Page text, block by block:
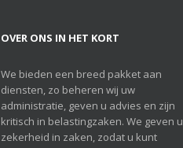
OVER ONS IN HET KORT
We bieden een breed pakket aan
diensten, zo beheren wij uw
administratie, geven u advies en zijn
kritisch in belastingzaken. We geven u
zekerheid in zaken, zodat u kunt